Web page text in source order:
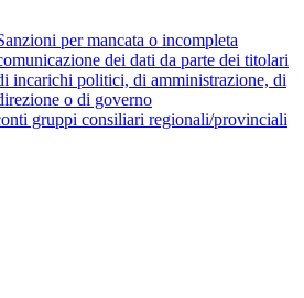
per mancata o incompleta
dei dati da parte dei titolari
incarichi politici, di amministrazione, di
o di governo
gruppi consiliari regionali/provinciali